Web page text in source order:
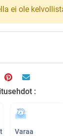
ei ole
:
Varaa